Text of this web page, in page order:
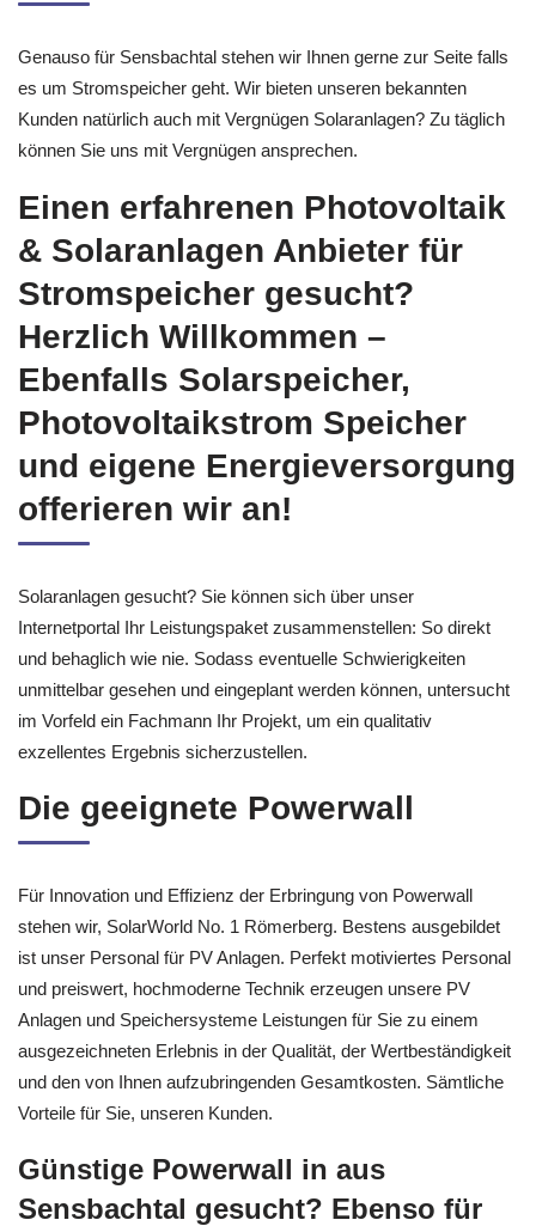
Genauso für Sensbachtal stehen wir Ihnen gerne zur Seite falls
es um Stromspeicher geht. Wir bieten unseren bekannten
Kunden natürlich auch mit Vergnügen Solaranlagen? Zu täglich
können Sie uns mit Vergnügen ansprechen.
Einen erfahrenen Photovoltaik
& Solaranlagen Anbieter für
Stromspeicher gesucht?
Herzlich Willkommen –
Ebenfalls Solarspeicher,
Photovoltaikstrom Speicher
und eigene Energieversorgung
offerieren wir an!
Solaranlagen gesucht? Sie können sich über unser
Internetportal Ihr Leistungspaket zusammenstellen: So direkt
und behaglich wie nie. Sodass eventuelle Schwierigkeiten
unmittelbar gesehen und eingeplant werden können, untersucht
im Vorfeld ein Fachmann Ihr Projekt, um ein qualitativ
exzellentes Ergebnis sicherzustellen.
Die geeignete Powerwall
Für Innovation und Effizienz der Erbringung von Powerwall
stehen wir, SolarWorld No. 1 Römerberg. Bestens ausgebildet
ist unser Personal für PV Anlagen. Perfekt motiviertes Personal
und preiswert, hochmoderne Technik erzeugen unsere PV
Anlagen und Speichersysteme Leistungen für Sie zu einem
ausgezeichneten Erlebnis in der Qualität, der Wertbeständigkeit
und den von Ihnen aufzubringenden Gesamtkosten. Sämtliche
Vorteile für Sie, unseren Kunden.
Günstige Powerwall in aus
Sensbachtal gesucht? Ebenso für